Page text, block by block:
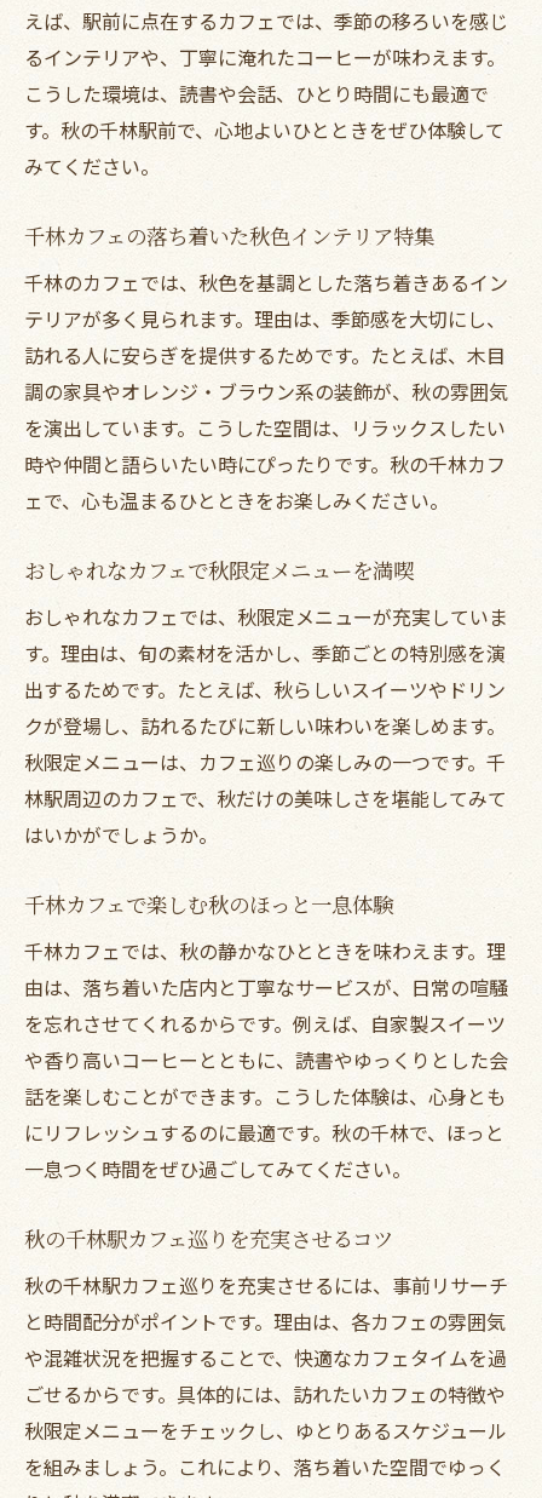
千林商店街で人気の秋カフェめぐりの極意
おしゃれなカフェで秋のゆったりランチ体
験
千林大宮 喫茶店で楽しむ秋の静かな午後
千林カフェで秋の新作ドリンクを堪能しよ
千林カフェで長居しやすい秋のポイント解
説
千林商店街ランチが楽しめるカフェ選びの
秋の雰囲気が漂うおしゃれ千林駅前カフェ
特集
千林カフェで秋の午後を満喫するおすすめ
法
静かな時間を過ごせる千林カフェ厳選ガイ
ド
秋ならではの雰囲気を味わう千林駅周辺のカフ
ェ
千林駅周辺カフェで感じる秋の季節感とは
千林カフェのおしゃれな秋色インテリア集
千林商店街ランチも楽しめる秋おすすめカ
秋のカフェタイムを彩る千林駅前人気店特
集
千林大宮エリアで秋の落ち着きカフェ体験
千林カフェで秋の新作スイーツを味わおう
千林商店街で秋を感じるカフェ巡りのすすめ
千林商店街ランチとカフェ巡り秋の楽しみ
秋の千林カフェ巡りで見つける新しい魅力
おしゃれなカフェで商店街散策を満喫しよ
う
千林大宮エリアの落ち着く秋カフェ体験談
千林駅前カフェで秋の特別なひとときを過
ごす
千林カフェで秋のランチとスイーツを堪能
えば、駅前に点在するカフェでは、季節の移ろいを感じ
るインテリアや、丁寧に淹れたコーヒーが味わえます。
こうした環境は、読書や会話、ひとり時間にも最適で
す。秋の千林駅前で、心地よいひとときをぜひ体験して
みてください。
千林カフェの落ち着いた秋色インテリア特集
千林のカフェでは、秋色を基調とした落ち着きあるイン
テリアが多く見られます。理由は、季節感を大切にし、
訪れる人に安らぎを提供するためです。たとえば、木目
調の家具やオレンジ・ブラウン系の装飾が、秋の雰囲気
を演出しています。こうした空間は、リラックスしたい
時や仲間と語らいたい時にぴったりです。秋の千林カフ
ェで、心も温まるひとときをお楽しみください。
おしゃれなカフェで秋限定メニューを満喫
おしゃれなカフェでは、秋限定メニューが充実していま
す。理由は、旬の素材を活かし、季節ごとの特別感を演
出するためです。たとえば、秋らしいスイーツやドリン
クが登場し、訪れるたびに新しい味わいを楽しめます。
秋限定メニューは、カフェ巡りの楽しみの一つです。千
林駅周辺のカフェで、秋だけの美味しさを堪能してみて
はいかがでしょうか。
千林カフェで楽しむ秋のほっと一息体験
千林カフェでは、秋の静かなひとときを味わえます。理
由は、落ち着いた店内と丁寧なサービスが、日常の喧騒
を忘れさせてくれるからです。例えば、自家製スイーツ
や香り高いコーヒーとともに、読書やゆっくりとした会
話を楽しむことができます。こうした体験は、心身とも
にリフレッシュするのに最適です。秋の千林で、ほっと
一息つく時間をぜひ過ごしてみてください。
秋の千林駅カフェ巡りを充実させるコツ
秋の千林駅カフェ巡りを充実させるには、事前リサーチ
と時間配分がポイントです。理由は、各カフェの雰囲気
や混雑状況を把握することで、快適なカフェタイムを過
ごせるからです。具体的には、訪れたいカフェの特徴や
秋限定メニューをチェックし、ゆとりあるスケジュール
を組みましょう。これにより、落ち着いた空間でゆっく